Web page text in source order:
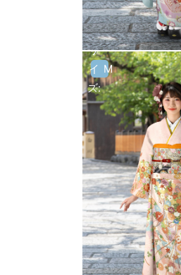
サ
イ
ズ:
M